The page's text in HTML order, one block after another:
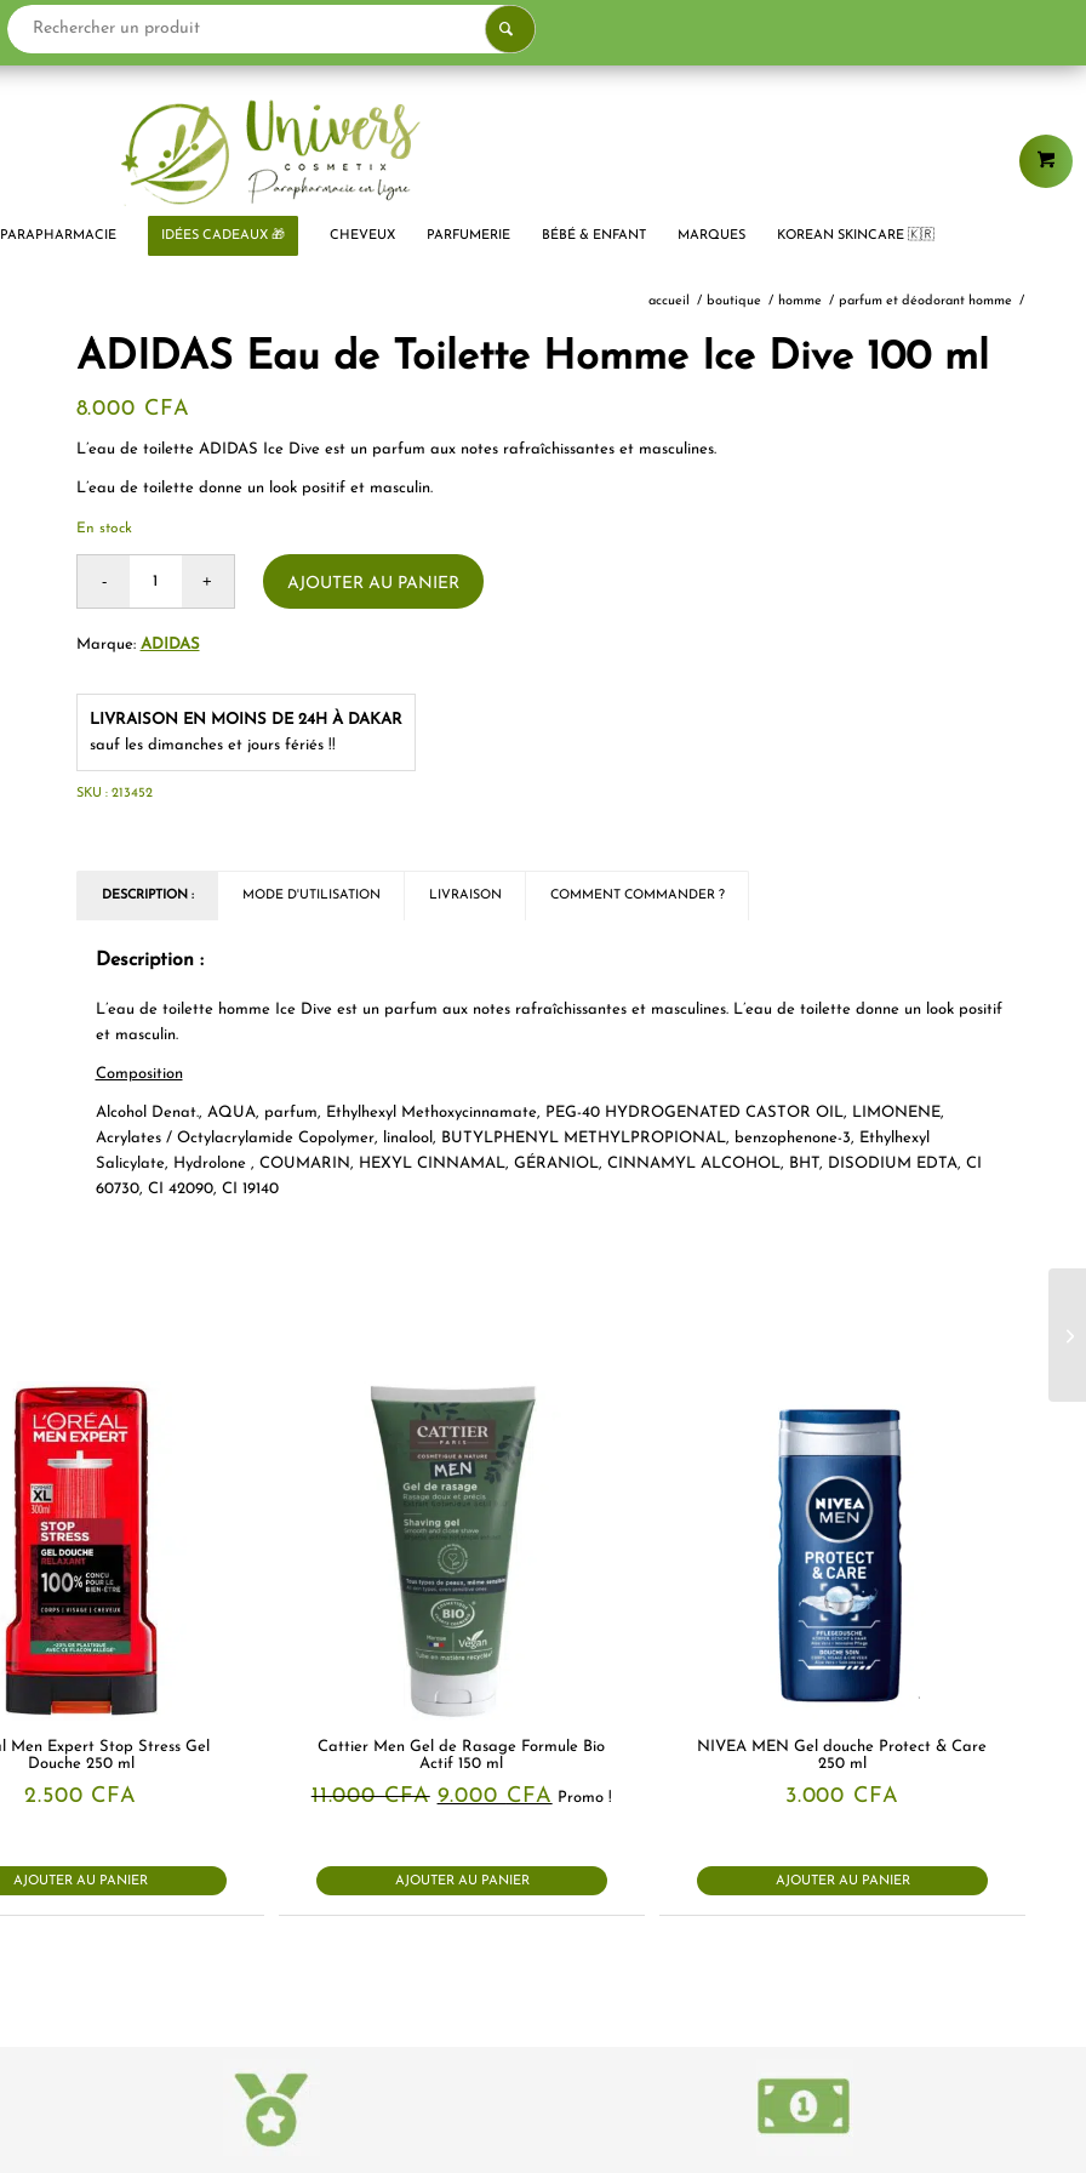
PARAPHARMACIE IDÉES CADEAUX 🎁 CHEVEUX PARFUMERIE BÉBÉ & ENFANT MARQUES KOREAN SKINCARE 🇰🇷
accueil / boutique / homme / parfum et déodorant homme /
ADIDAS Eau de Toilette Homme Ice Dive 100 ml
8.000 CFA
L’eau de toilette ADIDAS Ice Dive est un parfum aux notes rafraîchissantes et masculines.
L’eau de toilette donne un look positif et masculin.
En stock
AJOUTER AU PANIER
Marque: ADIDAS
LIVRAISON EN MOINS DE 24H À DAKAR
sauf les dimanches et jours fériés !!
SKU : 213452
DESCRIPTION : MODE D'UTILISATION LIVRAISON COMMENT COMMANDER ?
Description :
L’eau de toilette homme Ice Dive est un parfum aux notes rafraîchissantes et masculines. L’eau de toilette donne un look positif
et masculin.
Composition
Alcohol Denat., AQUA, parfum, Ethylhexyl Methoxycinnamate, PEG-40 HYDROGENATED CASTOR OIL, LIMONENE,
Acrylates / Octylacrylamide Copolymer, linalool, BUTYLPHENYL METHYLPROPIONAL, benzophenone-3, Ethylhexyl
Salicylate, Hydrolone , COUMARIN, HEXYL CINNAMAL, GÉRANIOL, CINNAMYL ALCOHOL, BHT, DISODIUM EDTA, CI
60730, CI 42090, CI 19140
Men Expert Stop Stress Gel
Douche 250 ml
2.500 CFA
AJOUTER AU PANIER
Cattier Men Gel de Rasage Formule Bio
Actif 150 ml
11.000CFA Le
prix
11.000 CFA.
9.000 CFA Le
prix
9.000 CFA.
Promo !
AJOUTER AU PANIER
NIVEA MEN Gel douche Protect & Care
250 ml
3.000 CFA
AJOUTER AU PANIER